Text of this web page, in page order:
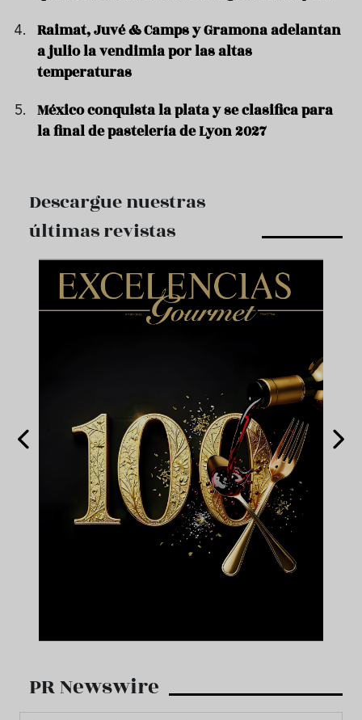
Raimat, Juvé & Camps y Gramona adelantan
a julio la vendimia por las altas
temperaturas
México conquista la plata y se clasifica para
la final de pastelería de Lyon 2027
Descargue nuestras
últimas revistas
PR Newswire